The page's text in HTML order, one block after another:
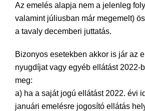
Az emelés alapja nem a jelenleg
valamint júliusban már megemelt)
a tavaly decemberi juttatás.
Bizonyos esetekben akkor is jár az
nyugdíjat vagy egyéb ellátást 2022-
meg:
a) ha a saját jogú ellátást 2022. évi
januári emelésre jogosító ellátás